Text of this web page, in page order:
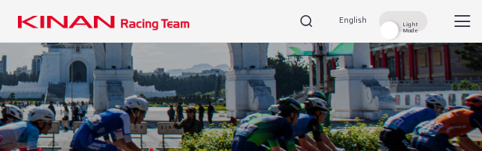
検索
English Light
Mode
News Races Race Report RiderTeamHistoryPartners
検索
English Light
Mode
お気に入り登録
推しライダーの最新情報を見逃さないように、お気に入り登録しよう！